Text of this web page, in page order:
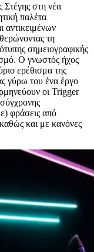
Στέγης στη νέα
παλέτα
αντικειμένων
τη
σημειογραφικής
Ο γνωστός ήχος
ερέθισμα της
γύρω του ένα έργο
οι Trigger
φράσεις από
και με κανόνες